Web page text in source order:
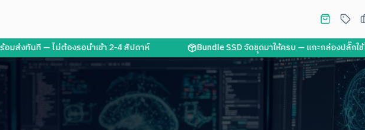
นที — ไม่ต้องรอนำเข้า 2-4 สัปดาห์ Bundle SSD จัดชุดมาให้ครบ — แกะกล่องปลั๊กใช้ได้ทันที